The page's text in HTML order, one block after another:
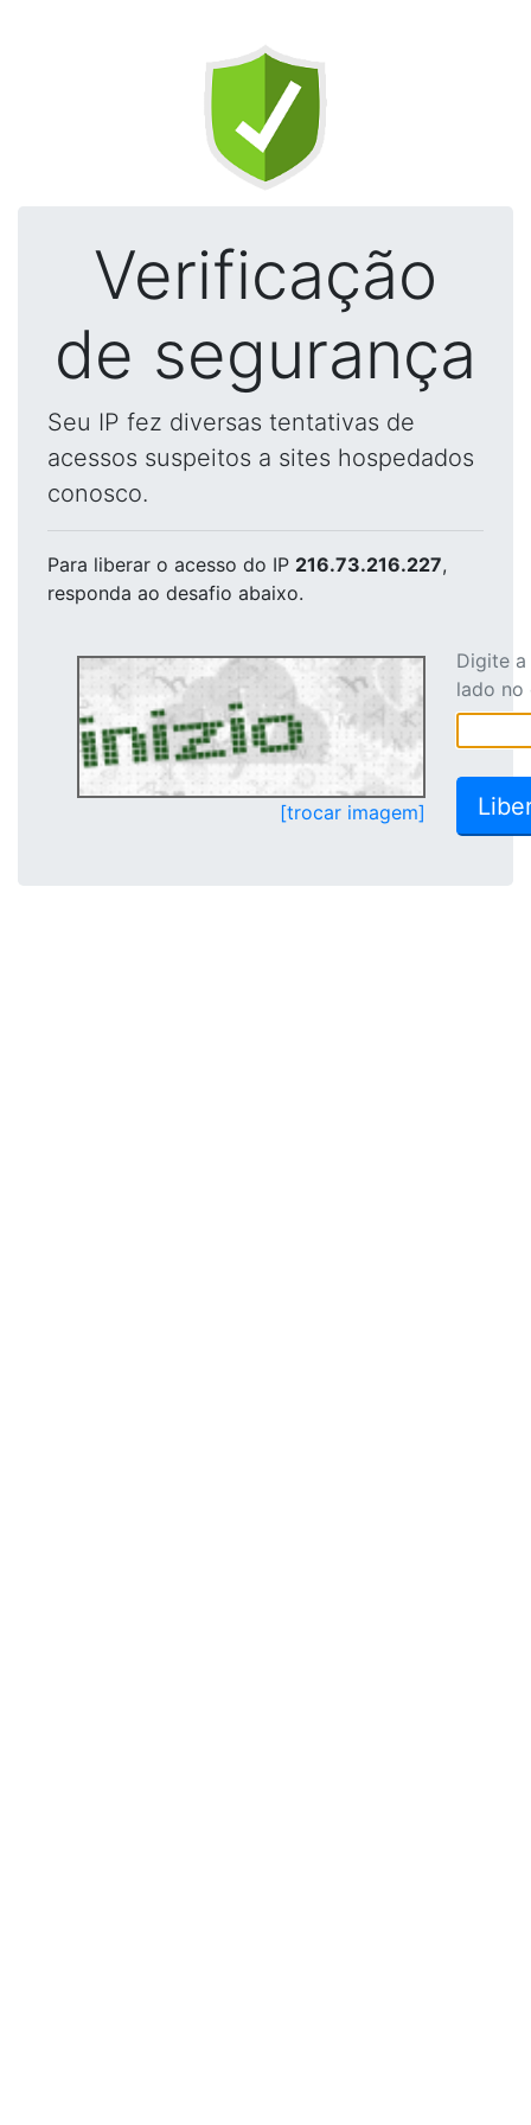
Verificação
de segurança
Seu IP fez diversas tentativas de
acessos suspeitos a sites hospedados
conosco.
Para liberar o acesso do IP 216.73.216.227,
responda ao desafio abaixo.
[trocar imagem]
Digite
lado no